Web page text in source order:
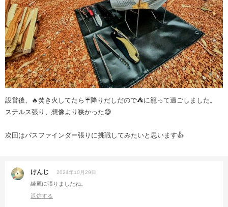
設営後、🔥焚き火してたら☔️降りだしだので⛺️に籠って過ごしました。
ステルス張り、想像より狭かった😅
次回はパスファインダー張りに挑戦してみたいと思います👍
けんじ 2024年10月29日
綺麗に張りましたね。
返信する